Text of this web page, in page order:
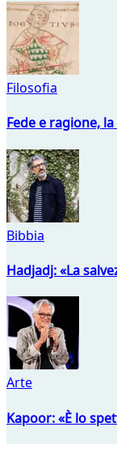
Filosofia
Fede e ragione,
Bibbia
Hadjadj: «La
Arte
Kapoor: «È lo